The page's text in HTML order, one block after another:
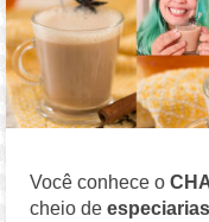
Você conhece o
cheio deespeciarias